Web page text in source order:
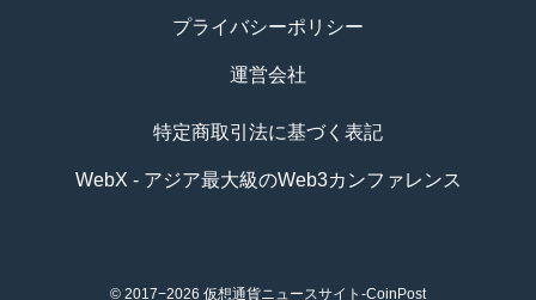
プライバシーポリシー
運営会社
特定商取引法に基づく表記
WebX - アジア最大級のWeb3カンファレンス
© 2017−2026 仮想通貨ニュースサイト-CoinPost